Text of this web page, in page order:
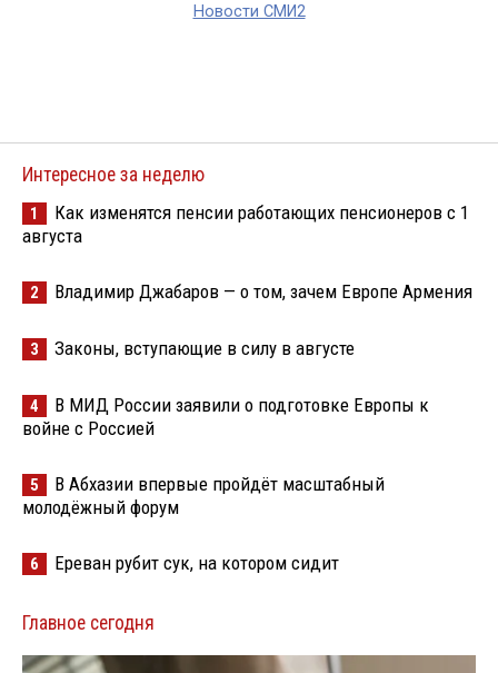
Новости СМИ2
Интересное за неделю
1
Как изменятся пенсии работающих пенсионеров с 1
августа
2 Владимир Джабаров — о том, зачем Европе Армения
3 Законы, вступающие в силу в августе
4
В МИД России заявили о подготовке Европы к
войне с Россией
5
В Абхазии впервые пройдёт масштабный
молодёжный форум
6 Ереван рубит сук, на котором сидит
Главное сегодня